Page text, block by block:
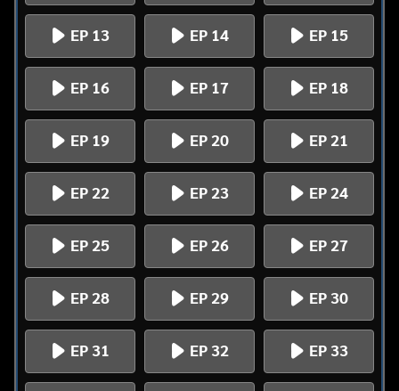
EP 13 EP 14 EP 15
EP 16 EP 17 EP 18
EP 19 EP 20 EP 21
EP 22 EP 23 EP 24
EP 25 EP 26 EP 27
EP 28 EP 29 EP 30
EP 31 EP 32 EP 33